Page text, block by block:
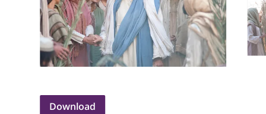
Download